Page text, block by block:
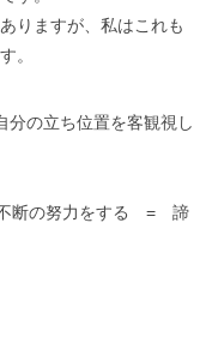
りますが、私はこれも
。
の立ち位置を客観視し
不断の努力をする = 諦